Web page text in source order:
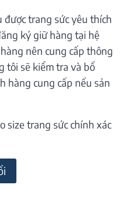
trang sức yêu thích
ký giữ hàng tại hệ
nên cung cấp thông
tôi sẽ kiểm tra và bổ
hàng cung cấp nếu sản
size trang sức chính xác